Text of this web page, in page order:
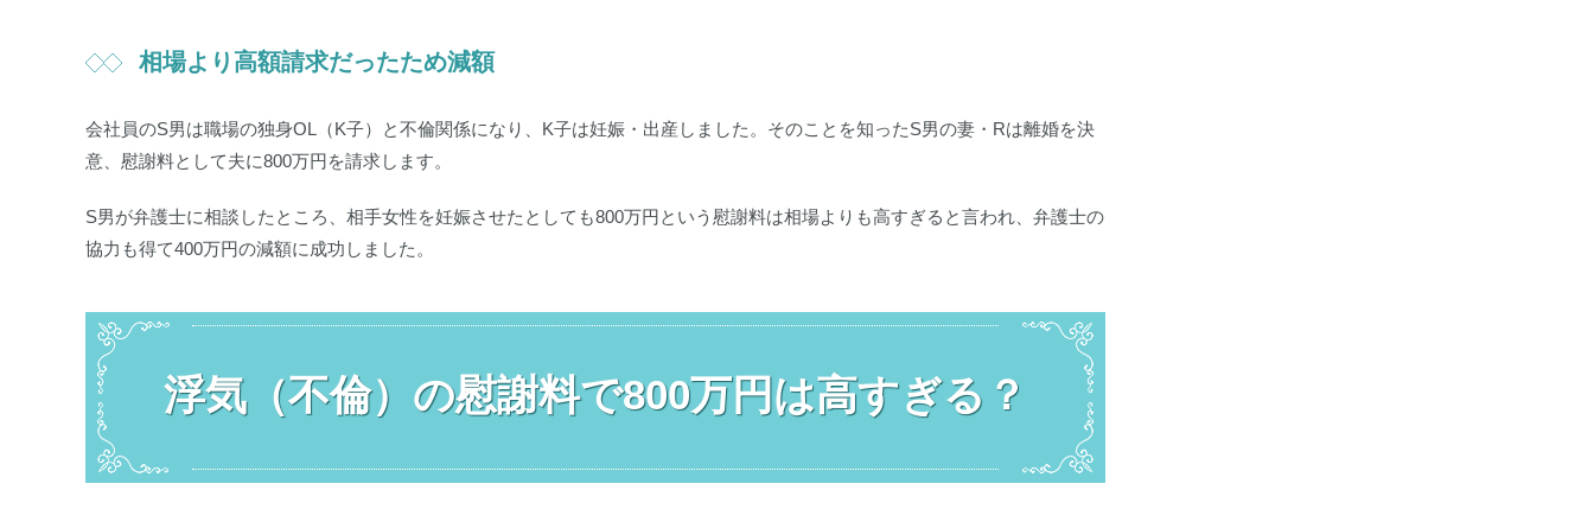
相場より高額請求だったため減額
会社員のS男は職場の独身OL（K子）と不倫関係になり、K子は妊娠・出産しました。そのことを知ったS男の妻・Rは離婚を決
意、慰謝料として夫に800万円を請求します。
S男が弁護士に相談したところ、相手女性を妊娠させたとしても800万円という慰謝料は相場よりも高すぎると言われ、弁護士の
協力も得て400万円の減額に成功しました。
浮気（不倫）の慰謝料で800万円は高すぎる？